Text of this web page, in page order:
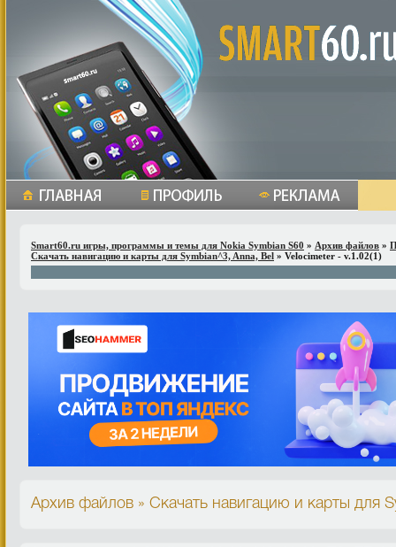
Smart60.ru игры, программы и темы для Nokia Symbian S60 » Архив файлов »
Скачать навигацию и карты для Symbian^3, Anna, Bel » Velocimeter - v.1.02(1)
Архив файлов » Скачать навигацию и карты для